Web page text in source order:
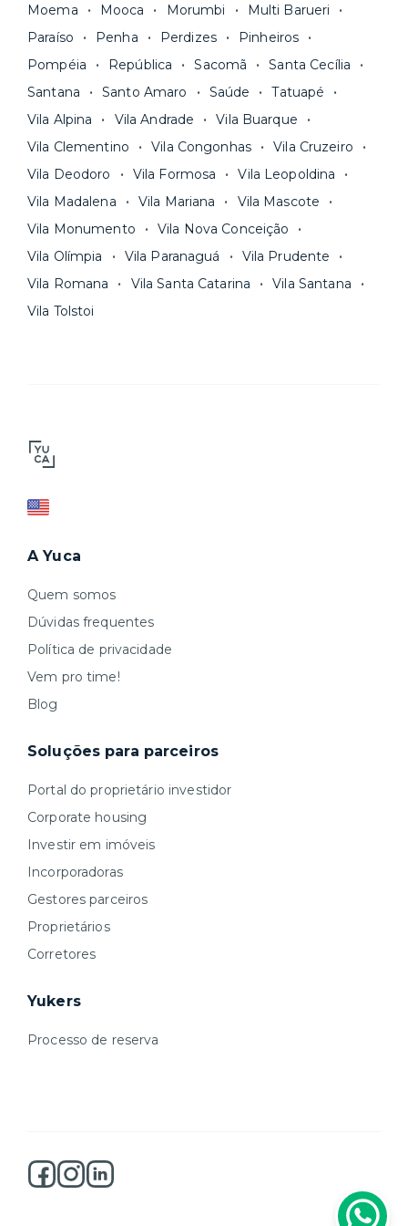
Moema
Mooca Morumbi
Multi Barueri
Paraíso
Penha Perdizes
Pinheiros
Pompéia
República Sacomã
Santa Cecília
Santana
Santo Amaro Saúde
Tatuapé
Vila Alpina
Vila Andrade
Vila Buarque
Vila Clementino
Vila Congonhas
Vila Cruzeiro
Vila Deodoro
Vila Formosa
Vila Leopoldina
Vila Madalena
Vila Mariana
Vila Mascote
Vila Monumento
Vila Nova Conceição
Vila Olímpia
Vila Paranaguá
Vila Prudente
Vila Romana
Vila Santa Catarina
Vila Santana
Vila Tolstoi
A Yuca
Quem somos
Dúvidas frequentes
Política de privacidade
Vem pro time!
Blog
Soluções para parceiros
Portal do proprietário investidor
Corporate housing
Investir em imóveis
Incorporadoras
Gestores parceiros
Proprietários
Corretores
Yukers
Processo de reserva